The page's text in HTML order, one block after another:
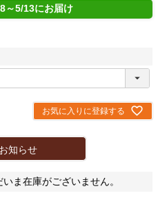
～5/13にお届け
お気に入りに登録する
知らせ
ま在庫がございません。